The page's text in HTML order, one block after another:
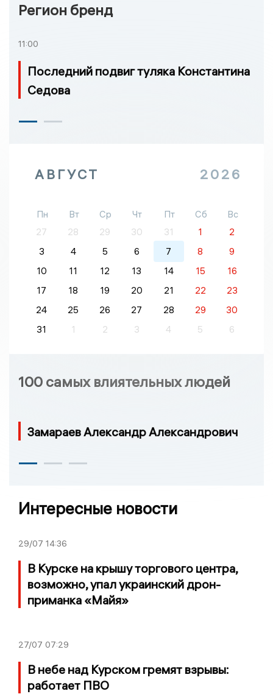
Регион бренд
11:00
Последний подвиг туляка Константина
Седова
АВГУСТ 2026
Пн Вт Ср Чт Пт Сб
Вс
27
28 29 30 31 1
2
3
4 5 6 7 8
9
10
11 12 13 14 15
16
17
18 19 20 21 22
23
24
25 26 27 28 29
30
31
1 2 3 4 5 6
100 самых влиятельных людей
Замараев Александр Александрович
Интересные новости
29/07 14:36
В Курске на крышу торгового центра,
возможно, упал украинский дрон-
приманка «Майя»
27/07 07:29
В небе над Курском гремят взрывы:
работает ПВО